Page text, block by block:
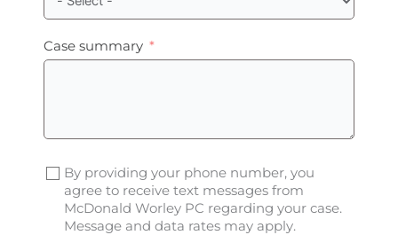
Case summary
By providing your phone number, you
agree to receive text messages from
McDonald Worley PC regarding your case.
Message and data rates may apply.